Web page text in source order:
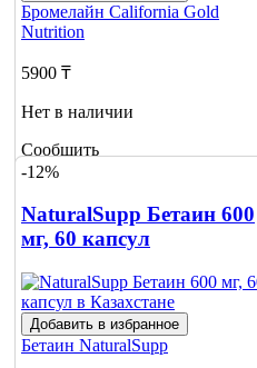
Бромелайн California Gold
Nutrition
5900 ₸
Нет в наличии
Сообщить
о наличии
-12%
NaturalSupp Бетаин 600
мг, 60 капсул
Добавить в избранное
Бетаин NaturalSupp